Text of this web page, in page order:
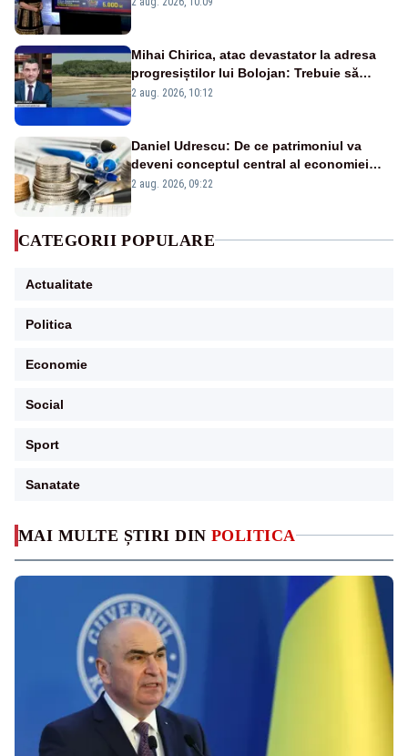
MAI MULTE ȘTIRI DIN POLITICA
Mihai Chirica, atac devastator la adresa
progresiștilor lui Bolojan: Trebuie să
protejăm și natura, dar nu șținem omaneii
2 aug. 2026, 10:12
Daniel Udrescu: De ce patrimoniul va
deveni conceptul central al economiei
viitoare?
2 aug. 2026, 09:22
CATEGORII POPULARE
Actualitate
Politica
Economie
Social
Sport
Sanatate